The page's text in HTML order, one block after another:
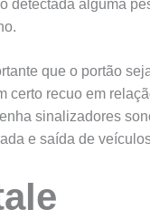
detectada alguma
que o portão
certo recuo em
sinalizadores
e saída de